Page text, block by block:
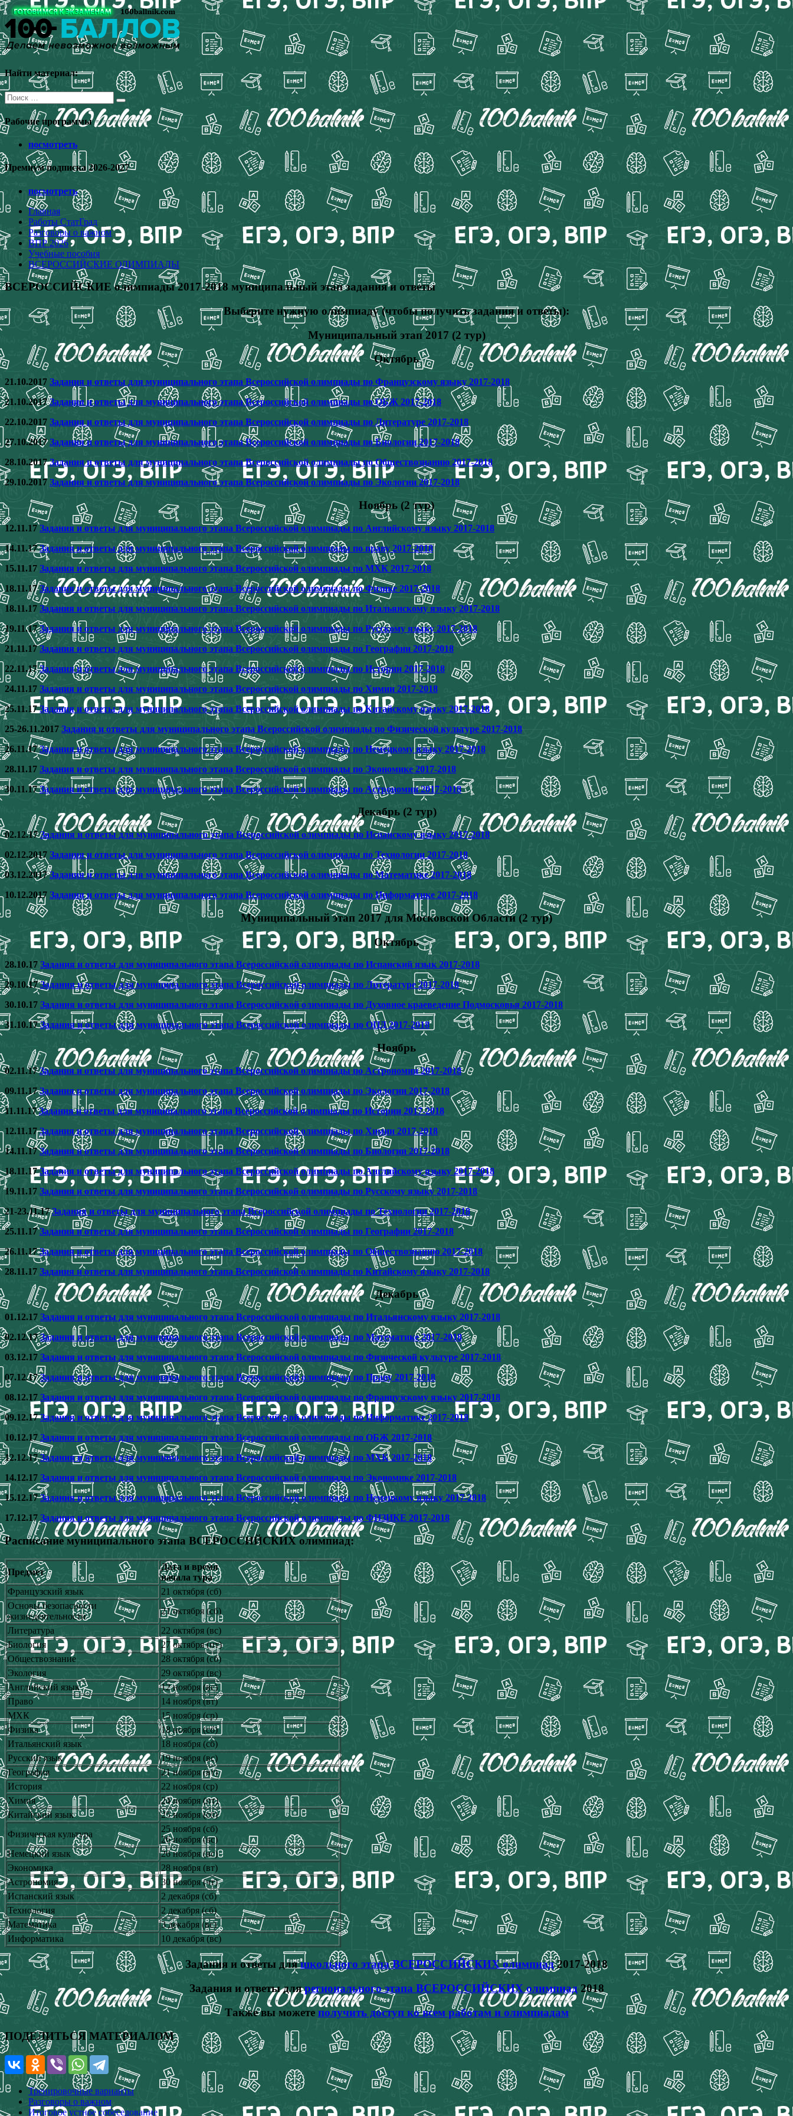
Перейти
к
содержимому
Найти материал:
Поиск
для:
Рабочие программы
посмотреть
Премиум подписка 2026-2027
посмотреть
Главная
Работы СтатГрад
Разговоры о важном
ВПР 2026
Учебные пособия
ВСЕРОССИЙСКИЕ ОЛИМПИАДЫ
ВСЕРОССИЙСКИЕ олимпиады 2017-2018 муниципальный этап задания и ответы
Выберите нужную олимпиаду (чтобы получить задания и ответы):
Муниципальный этап 2017 (2 тур)
Октябрь
21.10.2017 Задания и ответы для муниципального этапа Всероссийской олимпиады по Французскому языку 2017-2018
21.10.2017Задания и ответы для муниципального этапа Всероссийской олимпиады по ОБЖ 2017-2018
22.10.2017 Задания и ответы для муниципального этапа Всероссийской олимпиады по Литературе 2017-2018
27.10.2017Задания и ответы для муниципального этапа Всероссийской олимпиады по Биологии 2017-2018
28.10.2017Задания и ответы для муниципального этапа Всероссийской олимпиады по Обществознанию 2017-2018
29.10.2017Задания и ответы для муниципального этапа Всероссийской олимпиады по Экологии 2017-2018
Ноябрь (2 тур)
12.11.17Задания и ответы для муниципального этапа Всероссийской олимпиады по Английскому языку 2017-2018
14.11.17Задания и ответы для муниципального этапа Всероссийской олимпиады по праву 2017-2018
15.11.17 Задания и ответы для муниципального этапа Всероссийской олимпиады по МХК 2017-2018
18.11.17Задания и ответы для муниципального этапа Всероссийской олимпиады по Физике 2017-2018
18.11.17 Задания и ответы для муниципального этапа Всероссийской олимпиады по Итальянскому языку 2017-2018
19.11.17Задания и ответы для муниципального этапа Всероссийской олимпиады по Русскому языку 2017-2018
21.11.17Задания и ответы для муниципального этапа Всероссийской олимпиады по Географии 2017-2018
22.11.17Задания и ответы для муниципального этапа Всероссийской олимпиады по Истории 2017-2018
24.11.17 Задания и ответы для муниципального этапа Всероссийской олимпиады по Химии 2017-2018
25.11.17Задания и ответы для муниципального этапа Всероссийской олимпиады по Китайскому языку 2017-2018
25-26.11.2017 Задания и ответы для муниципального этапа Всероссийской олимпиады по Физической культуре 2017-2018
26.11.17Задания и ответы для муниципального этапа Всероссийской олимпиады по Немецкому языку 2017-2018
28.11.17 Задания и ответы для муниципального этапа Всероссийской олимпиады по Экономике 2017-2018
30.11.17Задания и ответы для муниципального этапа Всероссийской олимпиады по Астрономии 2017-2018
Декабрь (2 тур)
02.12.17Задания и ответы для муниципального этапа Всероссийской олимпиады по Испанскому языку 2017-2018
02.12.2017 Задания и ответы для муниципального этапа Всероссийской олимпиады по Технологии 2017-2018
03.12.2017Задания и ответы для муниципального этапа Всероссийской олимпиады по Математике 2017-2018
10.12.2017 Задания и ответы для муниципального этапа Всероссийской олимпиады по Информатике 2017-2018
Муниципальный этап 2017 для Московской Области (2 тур)
Октябрь
28.10.17 Задания и ответы для муниципального этапа Всероссийской олимпиады по Испанский язык 2017-2018
29.10.17Задания и ответы для муниципального этапа Всероссийской олимпиады по Литературе 2017-2018
30.10.17 Задания и ответы для муниципального этапа Всероссийской олимпиады по Духовное краеведение Подмосковья 2017-2018
31.10.17Задания и ответы для муниципального этапа Всероссийской олимпиады по ОПД 2017-2018
Ноябрь
02.11.17Задания и ответы для муниципального этапа Всероссийской олимпиады по Астрономии 2017-2018
09.11.17Задания и ответы для муниципального этапа Всероссийской олимпиады по Экологии 2017-2018
11.11.17Задания и ответы для муниципального этапа Всероссийской олимпиады по Истории 2017-2018
12.11.17Задания и ответы для муниципального этапа Всероссийской олимпиады по Химии 2017-2018
14.11.17Задания и ответы для муниципального этапа Всероссийской олимпиады по Биологии 2017-2018
18.11.17Задания и ответы для муниципального этапа Всероссийской олимпиады по Английскому языку 2017-2018
19.11.17 Задания и ответы для муниципального этапа Всероссийской олимпиады по Русскому языку 2017-2018
21-23.11.17Задания и ответы для муниципального этапа Всероссийской олимпиады по Технологии 2017-2018
25.11.17Задания и ответы для муниципального этапа Всероссийской олимпиады по Географии 2017-2018
26.11.17Задания и ответы для муниципального этапа Всероссийской олимпиады по Обществознанию 2017-2018
28.11.17 Задания и ответы для муниципального этапа Всероссийской олимпиады по Китайскому языку 2017-2018
Декабрь
01.12.17 Задания и ответы для муниципального этапа Всероссийской олимпиады по Итальянскому языку 2017-2018
02.12.17Задания и ответы для муниципального этапа Всероссийской олимпиады по Математике 2017-2018
03.12.17 Задания и ответы для муниципального этапа Всероссийской олимпиады по Физической культуре 2017-2018
07.12.17Задания и ответы для муниципального этапа Всероссийской олимпиады по Праву 2017-2018
08.12.17Задания и ответы для муниципального этапа Всероссийской олимпиады по Французскому языку 2017-2018
09.12.17Задания и ответы для муниципального этапа Всероссийской олимпиады по Информатике 2017-2018
10.12.17Задания и ответы для муниципального этапа Всероссийской олимпиады по ОБЖ 2017-2018
12.12.17Задания и ответы для муниципального этапа Всероссийской олимпиады по МХК 2017-2018
14.12.17 Задания и ответы для муниципального этапа Всероссийской олимпиады по Экономике 2017-2018
15.12.17Задания и ответы для муниципального этапа Всероссийской олимпиады по Немецкому языку 2017-2018
17.12.17Задания и ответы для муниципального этапа Всероссийской олимпиады по ФИЗИКЕ 2017-2018
Расписание муниципального этапа ВСЕРОССИЙСКИХ олимпиад:
Предмет
Дата и время
начала тура
Французский язык
21 октября (сб)
Основы безопасности
жизнедеятельности
21 октября (сб)
Литература
22 октября (вс)
Биология
27 октября (пт)
Обществознание
28 октября (сб)
Экология
29 октября (вс)
Английский язык
12 ноября (вс)
Право
14 ноября (вт)
МХК
15 ноября (ср)
Физика
18 ноября (сб)
Итальянский язык
18 ноября (сб)
Русский язык
19 ноября (вс)
География
21 ноября (вт)
История
22 ноября (ср)
Химия
24 ноября (пт)
Китайский язык
25 ноября (сб)
Физическая культура
25 ноября (сб)
26 ноября (вс)
Немецкий язык
26 ноября (вс)
Экономика
28 ноября (вт)
Астрономия
30 ноября (чт)
Испанский язык
2 декабря (сб)
Технология
2 декабря (сб)
Математика
3 декабря (вс)
Информатика
10 декабря (вс)
Задания и ответы дляшкольного этапа ВСЕРОССИЙСКИХ олимпиад2017-2018
Задания и ответы длярегионального этапа ВСЕРОССИЙСКИХ олимпиад2018
Также вы можете получить доступ ко всем работам и олимпиадам
ПОДЕЛИТЬСЯ МАТЕРИАЛОМ
Тренировочные варианты
Разговоры о важном
Итоговое устное собеседование